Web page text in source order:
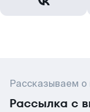
Рассказываем
Рассылка с